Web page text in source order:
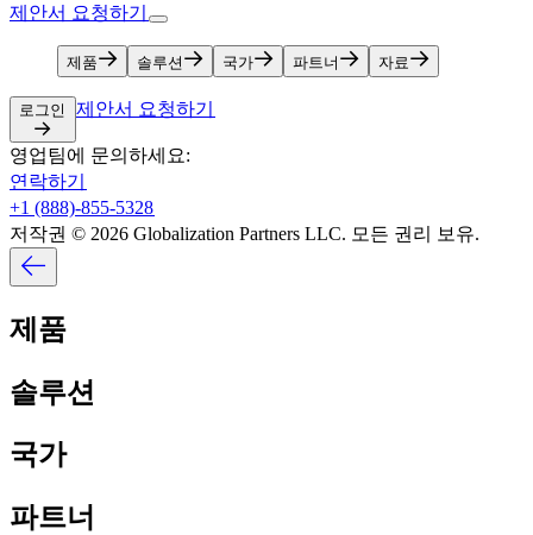
제안서 요청하기​​
제품​​ 솔루션​​ 국가​​ 파트너​​ 자료​​
로그인​​ 제안서 요청하기​​
영업팀에 문의하세요:​​
연락하기​​
+1 (888)-855-5328​​
저작권 © 2026 Globalization Partners LLC. 모든 권리 보유.​​
제품​​
솔루션​​
국가​​
파트너​​